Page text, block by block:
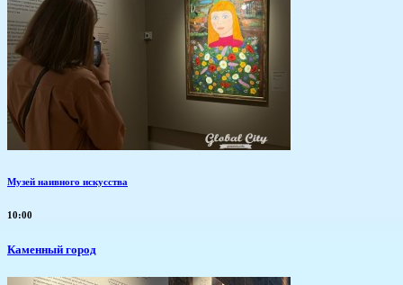
Музей наивного искусства
10:00
Каменный город